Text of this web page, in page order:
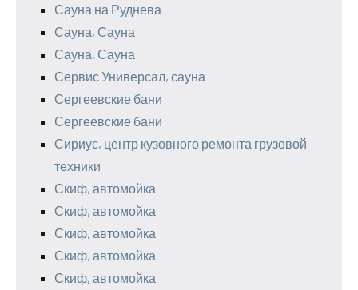
Сауна на Руднева
Сауна, Сауна
Сауна, Сауна
Сервис Универсал, сауна
Сергеевские бани
Сергеевские бани
Сириус, центр кузовного ремонта грузовой
техники
Скиф, автомойка
Скиф, автомойка
Скиф, автомойка
Скиф, автомойка
Скиф, автомойка